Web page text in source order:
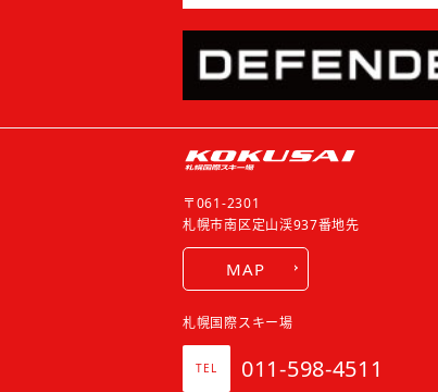
〒061-2301
札幌市南区定山渓937番地先
MAP
札幌国際スキー場
TEL 011-598-4511